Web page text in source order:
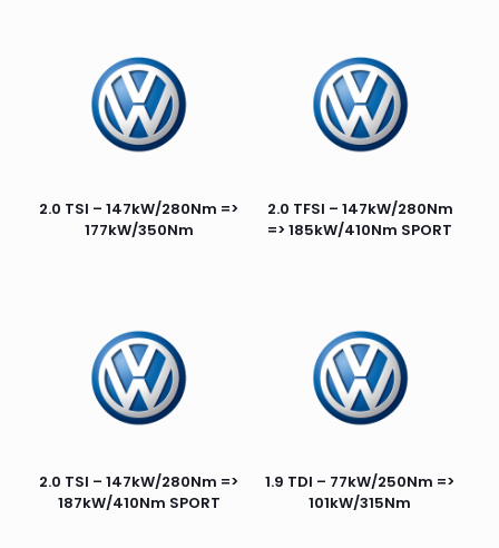
2.0 TSI – 147kW/280Nm =>
177kW/350Nm
2.0 TFSI – 147kW/280Nm
=> 185kW/410Nm SPORT
2.0 TSI – 147kW/280Nm =>
187kW/410Nm SPORT
1.9 TDI – 77kW/250Nm =>
101kW/315Nm